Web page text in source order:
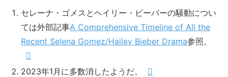
セレーナ・ゴメスとヘイリー・ビーバーの騒動につい
ては外部記事A Comprehensive Timeline of All the
Recent Selena Gomez/Hailey Bieber Drama参照。
2023年1月に多数消したようだ。